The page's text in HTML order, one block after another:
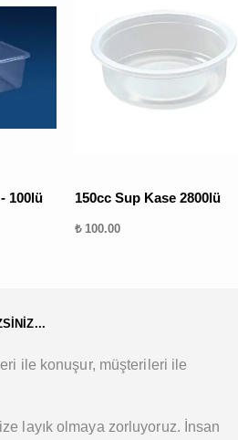
100lü
150cc Sup Kase 2800lü
₺ 100.00
ile konuşur, müşterileri ile
layık olmaya zorluyoruz. İnsan